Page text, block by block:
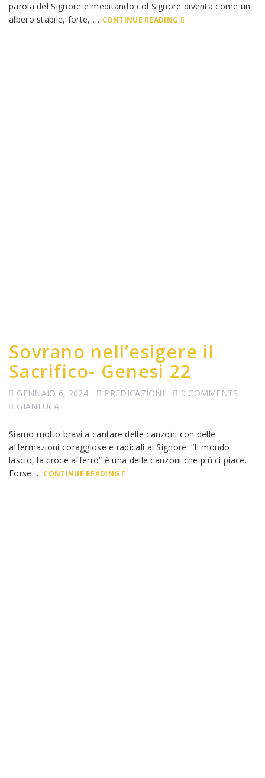
parola del Signore e meditando col Signore diventa come un
albero stabile, forte, … CONTINUE READING
Sovrano nell’esigere il
Sacrifico- Genesi 22
GENNAIO 6, 2024 PREDICAZIONI
0 COMMENTS
GIANLUCA
Siamo molto bravi a cantare delle canzoni con delle
affermazioni coraggiose e radicali al Signore. “Il mondo
lascio, la croce afferro” è una delle canzoni che più ci piace.
Forse … CONTINUE READING